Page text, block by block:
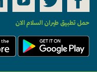
حمل تطبيق طيران السلام الان